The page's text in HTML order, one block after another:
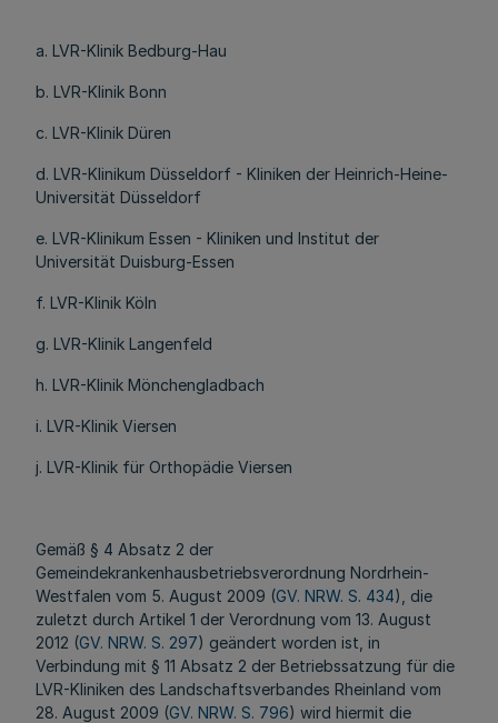
a. LVR-Klinik Bedburg-Hau
b. LVR-Klinik Bonn
c. LVR-Klinik Düren
d. LVR-Klinikum Düsseldorf - Kliniken der Heinrich-Heine-
Universität Düsseldorf
e. LVR-Klinikum Essen - Kliniken und Institut der
Universität Duisburg-Essen
f. LVR-Klinik Köln
g. LVR-Klinik Langenfeld
h. LVR-Klinik Mönchengladbach
i. LVR-Klinik Viersen
j. LVR-Klinik für Orthopädie Viersen
Gemäß § 4 Absatz 2 der
Gemeindekrankenhausbetriebsverordnung Nordrhein-
Westfalen vom 5. August 2009 (GV. NRW. S. 434), die
zuletzt durch Artikel 1 der Verordnung vom 13. August
2012 (GV. NRW. S. 297) geändert worden ist, in
Verbindung mit § 11 Absatz 2 der Betriebssatzung für die
LVR-Kliniken des Landschaftsverbandes Rheinland vom
28. August 2009 (GV. NRW. S. 796) wird hiermit die